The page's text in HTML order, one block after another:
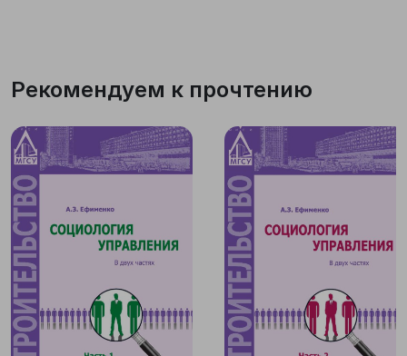
Рекомендуем к прочтению